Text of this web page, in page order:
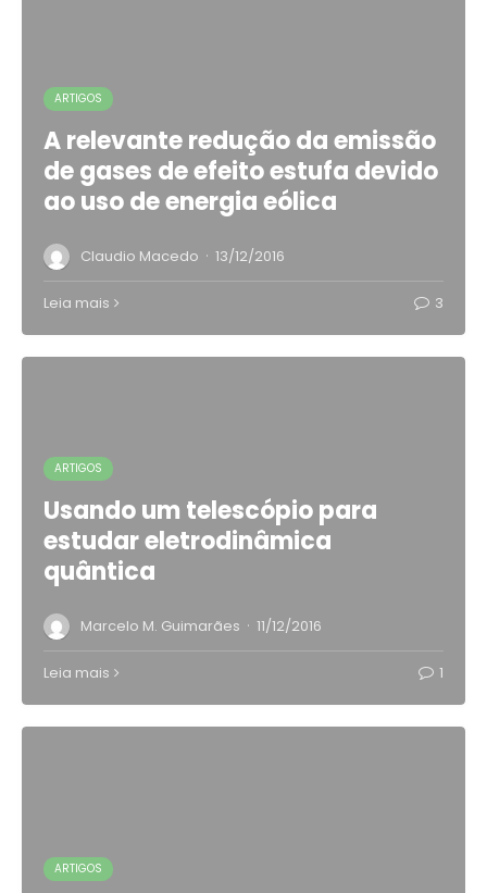
ARTIGOS
A relevante redução da emissão
de gases de efeito estufa devido
ao uso de energia eólica
Claudio Macedo · 13/12/2016
Leia mais 3
ARTIGOS
Usando um telescópio para
estudar eletrodinâmica
quântica
Marcelo M. Guimarães · 11/12/2016
Leia mais 1
ARTIGOS